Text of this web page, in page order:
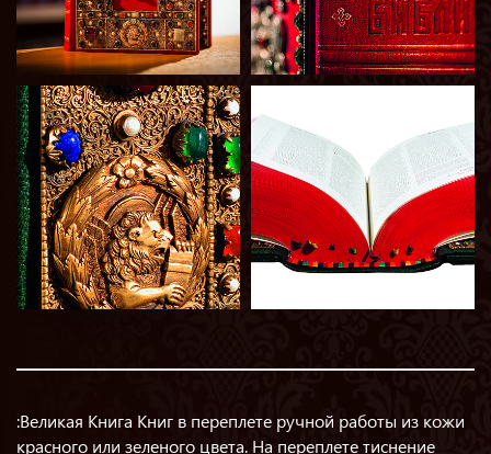
:Великая Книга Книг в переплете ручной работы из кожи
красного или зеленого цвета. На переплете тиснение